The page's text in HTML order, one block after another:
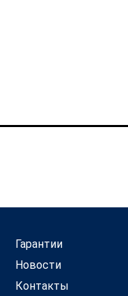
Гарантии
Новости
Контакты